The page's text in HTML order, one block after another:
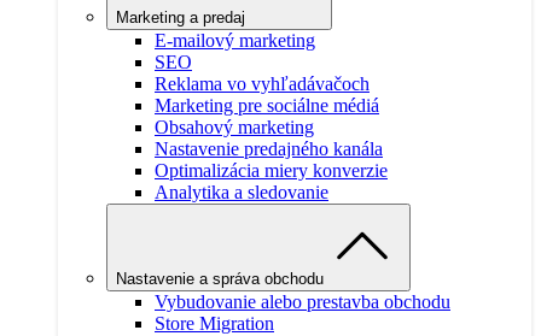
Marketing a predaj
E-mailový marketing
SEO
Reklama vo vyhľadávačoch
Marketing pre sociálne médiá
Obsahový marketing
Nastavenie predajného kanála
Optimalizácia miery konverzie
Analytika a sledovanie
Nastavenie a správa obchodu
Vybudovanie alebo prestavba obchodu
Store Migration